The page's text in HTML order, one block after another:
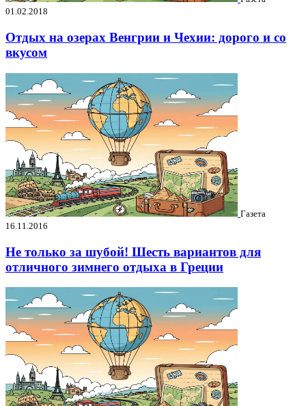
01.02.2018
Отдых на озерах Венгрии и Чехии: дорого и со
вкусом
Газета
16.11.2016
Не только за шубой! Шесть вариантов для
отличного зимнего отдыха в Греции